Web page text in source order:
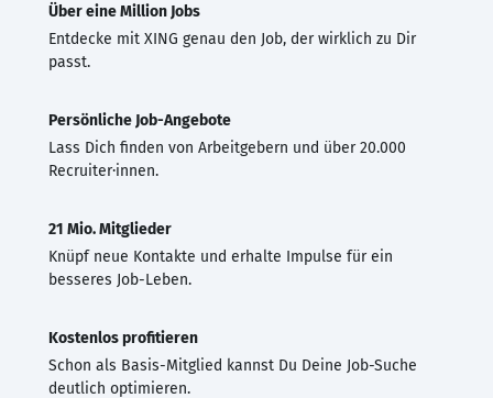
Über eine Million Jobs
Entdecke mit XING genau den Job, der wirklich zu Dir
passt.
Persönliche Job-Angebote
Lass Dich finden von Arbeitgebern und über 20.000
Recruiter·innen.
21 Mio. Mitglieder
Knüpf neue Kontakte und erhalte Impulse für ein
besseres Job-Leben.
Kostenlos profitieren
Schon als Basis-Mitglied kannst Du Deine Job-Suche
deutlich optimieren.